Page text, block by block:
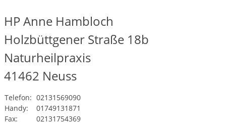
HP Anne Hambloch
Holzbüttgener Straße 18b
Naturheilpraxis
41462 Neuss
Telefon: 02131569090
Handy:
01749131871
Fax:
02131754369